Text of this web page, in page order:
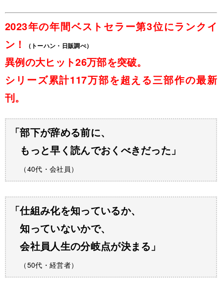
2023年の年間ベストセラー第3位にランクイ
ン！
（トーハン・日販調べ）
異例の大ヒット26万部を突破。
シリーズ累計117万部を超える三部作の最新
刊。
「部下が辞める前に、
もっと早く読んでおくべきだった」
（40代・会社員）
「仕組み化を知っているか、
知っていないかで、
会社員人生の分岐点が決まる」
（50代・経営者）